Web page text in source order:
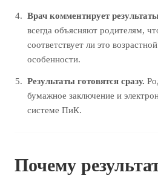
Врач комментирует
всегда объясняют родителям,
соответствует ли это
особенности.
Результаты готовятся сразу.
бумажное заключение и
системе ПиК.
Почему